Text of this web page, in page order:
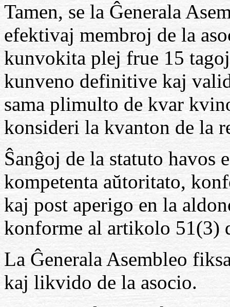
Tamen, se la Ĝenerala
efektivaj membroj de la
kunvokita plej frue 15
kunveno definitive kaj
sama plimulto de kvar
konsideri la kvanton de la
Ŝanĝoj de la statuto havos
kompetenta aŭtoritato,
kaj post aperigo en la
konforme al artikolo 51(3)
La Ĝenerala Asembleo
kaj likvido de la asocio.